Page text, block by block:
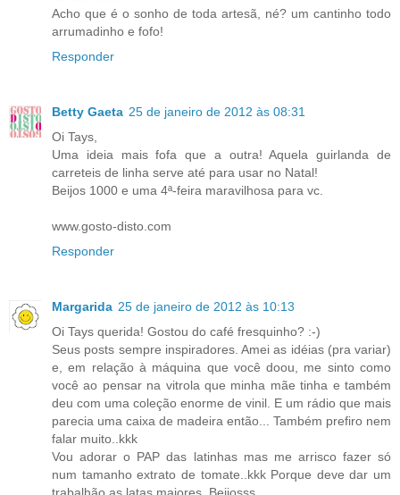
Acho que é o sonho de toda artesã, né? um cantinho todo
arrumadinho e fofo!
Responder
Betty Gaeta 25 de janeiro de 2012 às 08:31
Oi Tays,
Uma ideia mais fofa que a outra! Aquela guirlanda de
carreteis de linha serve até para usar no Natal!
Beijos 1000 e uma 4ª-feira maravilhosa para vc.
www.gosto-disto.com
Responder
Margarida 25 de janeiro de 2012 às 10:13
Oi Tays querida! Gostou do café fresquinho? :-)
Seus posts sempre inspiradores. Amei as idéias (pra variar)
e, em relação à máquina que você doou, me sinto como
você ao pensar na vitrola que minha mãe tinha e também
deu com uma coleção enorme de vinil. E um rádio que mais
parecia uma caixa de madeira então... Também prefiro nem
falar muito..kkk
Vou adorar o PAP das latinhas mas me arrisco fazer só
num tamanho extrato de tomate..kkk Porque deve dar um